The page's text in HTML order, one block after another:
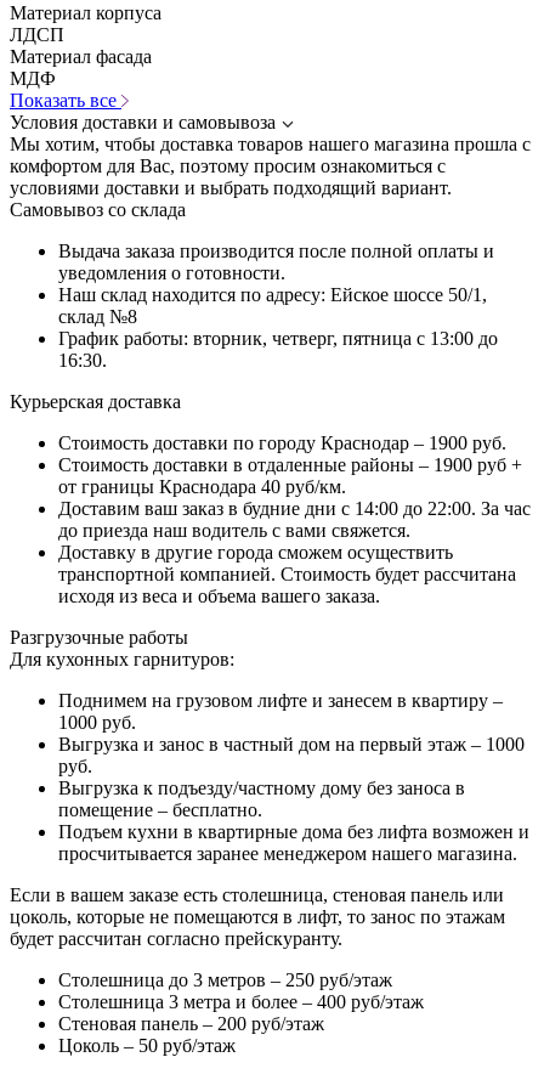
Материал корпуса
ЛДСП
Материал фасада
МДФ
Показать все
Условия доставки и самовывоза
Мы хотим, чтобы доставка товаров нашего магазина прошла с
комфортом для Вас, поэтому просим ознакомиться с
условиями доставки и выбрать подходящий вариант.
Самовывоз со склада
Выдача заказа производится после полной оплаты и
уведомления о готовности.
Наш склад находится по адресу: Ейское шоссе 50/1,
склад №8
График работы: вторник, четверг, пятница с 13:00 до
16:30.
Курьерская доставка
Стоимость доставки по городу Краснодар – 1900 руб.
Стоимость доставки в отдаленные районы – 1900 руб +
от границы Краснодара 40 руб/км.
Доставим ваш заказ в будние дни с 14:00 до 22:00. За час
до приезда наш водитель с вами свяжется.
Доставку в другие города сможем осуществить
транспортной компанией. Стоимость будет рассчитана
исходя из веса и объема вашего заказа.
Разгрузочные работы
Для кухонных гарнитуров:
Поднимем на грузовом лифте и занесем в квартиру –
1000 руб.
Выгрузка и занос в частный дом на первый этаж – 1000
руб.
Выгрузка к подъезду/частному дому без заноса в
помещение – бесплатно.
Подъем кухни в квартирные дома без лифта возможен и
просчитывается заранее менеджером нашего магазина.
Если в вашем заказе есть столешница, стеновая панель или
цоколь, которые не помещаются в лифт, то занос по этажам
будет рассчитан согласно прейскуранту.
Столешница до 3 метров – 250 руб/этаж
Столешница 3 метра и более – 400 руб/этаж
Стеновая панель – 200 руб/этаж
Цоколь – 50 руб/этаж